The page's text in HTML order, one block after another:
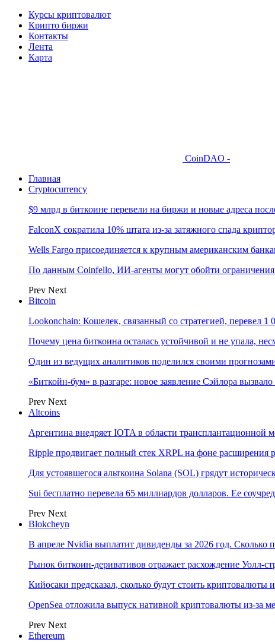
Курсы криптовалют
Крипто биржи
Контакты
Лента
Карта
CoinDAO -
Главная
Cryptocurrency
$9 млрд в биткоине перевели на биржи и новые адреса
FalconX сократила 10% штата из-за затяжного спада
Wells Fargo присоединяется к крупным американским
По данным Coinfello, ИИ-агенты могут обойти
Prev Next
Bitcoin
Lookonchain: Кошелек, связанный со стратегией, перевел
Почему цена биткоина осталась устойчивой и не упала,
Один из ведущих аналитиков поделился своими
«Биткойн-бум» в разгаре: новое заявление Сэйлора
Prev Next
Altcoins
Аргентина внедряет IOTA в области трансплантационной
Ripple продвигает полный стек XRPL на фоне расширения
Для устоявшегося альткоина Solana (SOL) грядут
Sui бесплатно перевела 65 миллиардов долларов. Ее
Prev Next
Blokcheyn
В апреле Nvidia выплатит дивиденды за 2026 год. Сколько
Рынок биткоин-деривативов отражает расхождение Уолл-
Кийосаки предсказал, сколько будут стоить криптовалюты
OpenSea отложила выпуск нативной криптовалюты из-за
Prev Next
Ethereum